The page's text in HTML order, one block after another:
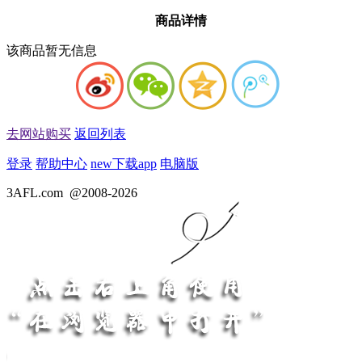
商品详情
该商品暂无信息
去网站购买 返回列表
登录 帮助中心 new下载app 电脑版
3AFL.com @2008-2026